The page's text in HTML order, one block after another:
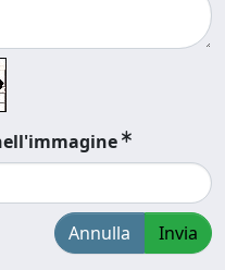
Annulla Invia